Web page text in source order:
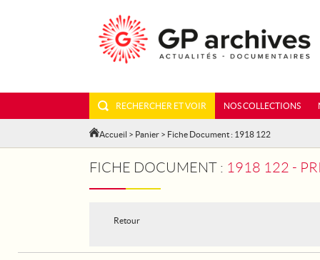
RECHERCHER ET VOIR NOS COLLECTIONS
Accueil > Panier > Fiche Document : 1918 122
FICHE DOCUMENT : 1918 122 -
Retour